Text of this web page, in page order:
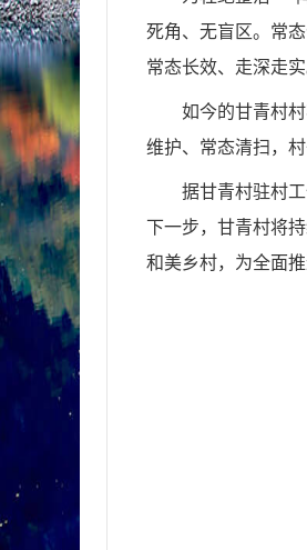
死角、无盲区。常
常态长效、走深走实
如今的甘青村
维护、常态清扫，
据甘青村驻村
下一步，甘青村将
和美乡村，为全面